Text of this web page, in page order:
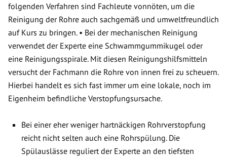
folgenden Verfahren sind Fachleute vonnöten, um die
Reinigung der Rohre auch sachgemäß und umweltfreundlich
auf Kurs zu bringen. • Bei der mechanischen Reinigung
verwendet der Experte eine Schwammgummikugel oder
eine Reinigungsspirale. Mit diesen Reinigungshilfsmitteln
versucht der Fachmann die Rohre von innen frei zu scheuern.
Hierbei handelt es sich fast immer um eine lokale, noch im
Eigenheim befindliche Verstopfungsursache.
Bei einer eher weniger hartnäckigen Rohrverstopfung
reicht nicht selten auch eine Rohrspülung. Die
Spülauslässe reguliert der Experte an den tiefsten